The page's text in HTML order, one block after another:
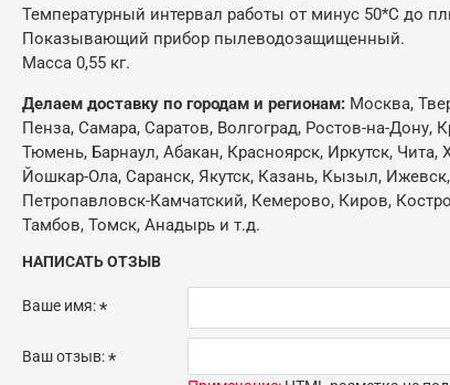
Температурный интервал работы от минус 50*С до
Показывающий прибор пылеводозащищенный.
Масса 0,55 кг.
Делаем доставку по городам и регионам: Москва,
Пенза, Самара, Саратов, Волгоград, Ростов-на-
Тюмень, Барнаул, Абакан, Красноярск, Иркутск,
Йошкар-Ола, Саранск, Якутск, Казань, Кызыл,
Петропавловск-Камчатский, Кемерово, Киров,
Тамбов, Томск, Анадырь и т.д.
НАПИСАТЬ ОТЗЫВ
Ваше имя:
Ваш отзыв: